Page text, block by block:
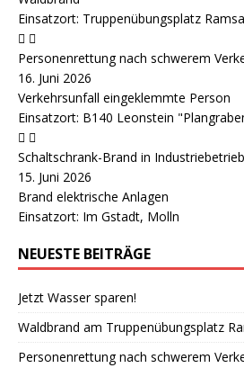
Einsatzort: Truppenübungsplatz
Personenrettung nach schwerem
16. Juni 2026
Verkehrsunfall eingeklemmte Person
Einsatzort: B140 Leonstein
Schaltschrank-Brand in
15. Juni 2026
Brand elektrische Anlagen
Einsatzort: Im Gstadt, Molln
NEUESTE BEITRÄGE
Jetzt Wasser sparen!
Waldbrand am Truppenübungsplatz
Personenrettung nach schwerem